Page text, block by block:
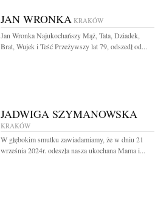
JAN WRONKA KRAKÓW
Jan Wronka Najukochańszy Mąż, Tata, Dziadek,
Brat, Wujek i Teść Przeżywszy lat 79, odszedł od...
JADWIGA SZYMANOWSKA
KRAKÓW
W głębokim smutku zawiadamiamy, że w dniu 21
września 2024r. odeszła nasza ukochana Mama i...